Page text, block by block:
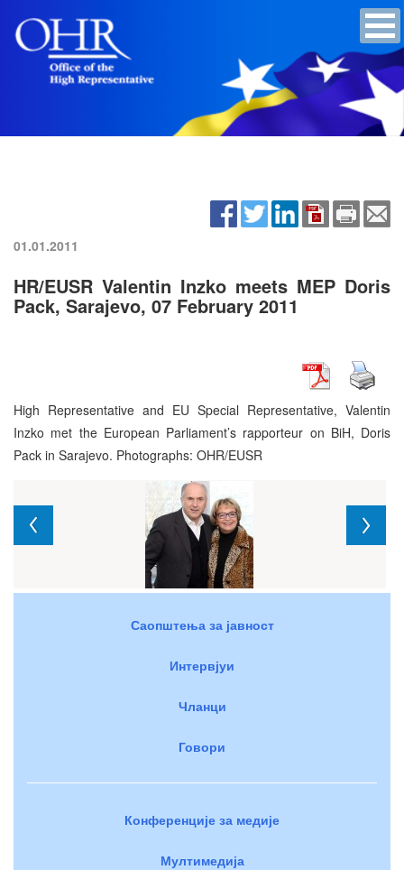
01.01.2011
HR/EUSR Valentin Inzko meets MEP Doris
Pack, Sarajevo, 07 February 2011
High Representative and EU Special Representative, Valentin
Inzko met the European Parliament’s rapporteur on BiH, Doris
Pack in Sarajevo. Photographs: OHR/EUSR
Саопштења за јавност
Интервјуи
Чланци
Говори
Конференције за медије
Мултимедија